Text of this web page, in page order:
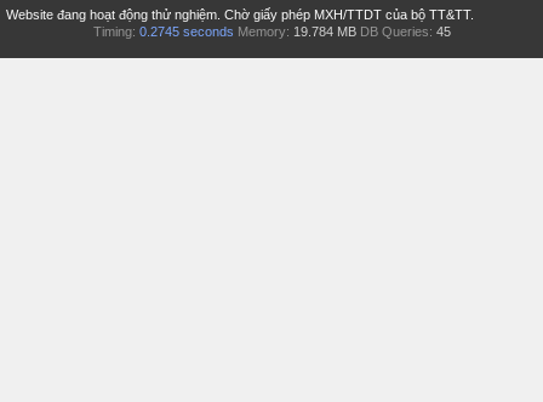
Website đang hoạt động thử nghiệm. Chờ giấy phép MXH/TTDT của bộ TT&TT.
Timing: 0.2745 seconds Memory: 19.784 MB DB Queries: 45